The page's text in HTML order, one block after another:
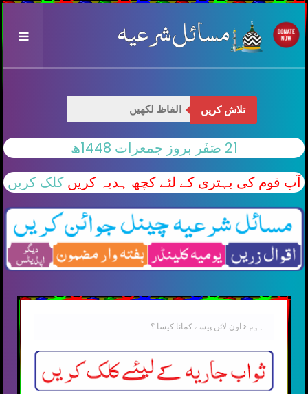
تلاش کریں
21 صَفَر بروز جمعرات 1448ھ
آپ قوم کی بہتری کے لئے کچھ ہدیہ کریںکلک کریں
ہوم اون لائن پیسے کمانا کیسا ؟